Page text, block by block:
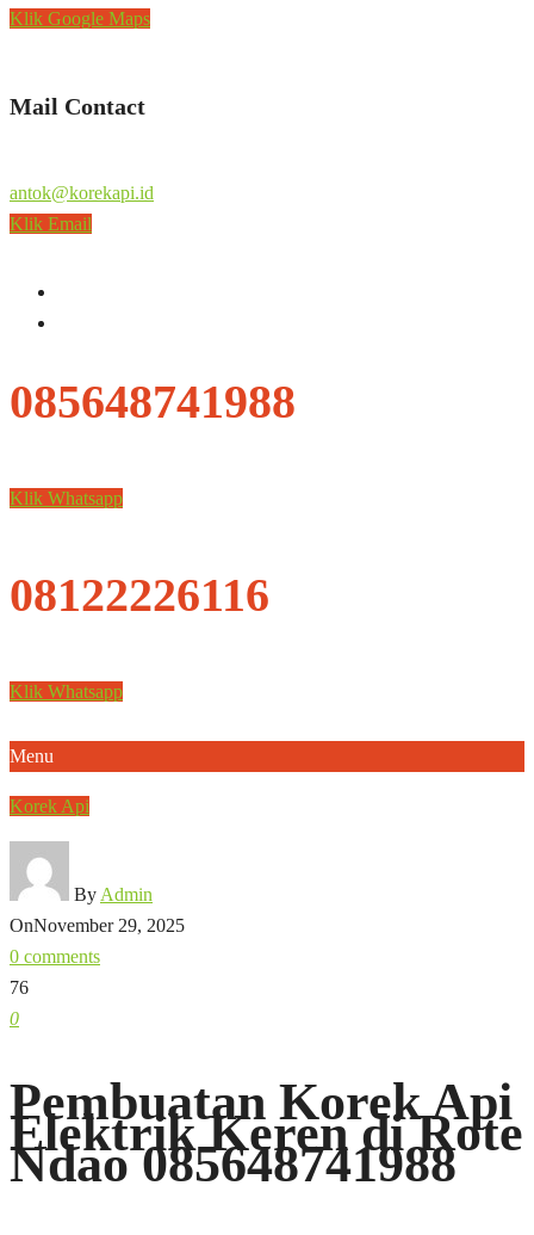
Klik Google Maps
Mail Contact
antok@korekapi.id
Klik Email
085648741988
Klik Whatsapp
08122226116
Klik Whatsapp
Menu
Korek Api
By Admin
OnNovember 29, 2025
0 comments
76
0
Pembuatan Korek Api
Elektrik Keren di Rote
Ndao 085648741988